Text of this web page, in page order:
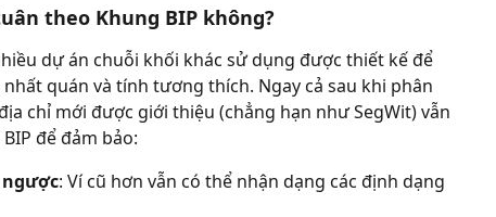
theo Khung BIP không?
dự án chuỗi khối khác sử dụng được thiết kế để
quán và tính tương thích. Ngay cả sau khi phân
chỉ mới được giới thiệu (chẳng hạn như SegWit) vẫn
để đảm bảo:
: Ví cũ hơn vẫn có thể nhận dạng các định dạng